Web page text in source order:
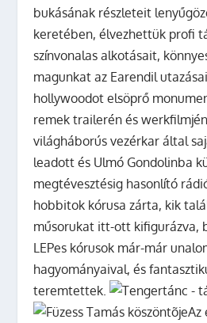
bukásának részleteit
keretében, élvezhettük profi
színvonalas alkotásait,
magunkat az Earendil
hollywoodot elsöprő
remek trailerén és
világháborús vezérkar által
leadott és Ulmó Gondolinba
megtévesztésig hasonlító
hobbitok kórusa zárta, kik
műsorukat itt-ott kifigurázva,
LEPes kórusok már-már
hagyományaival, és
teremtettek.
Az